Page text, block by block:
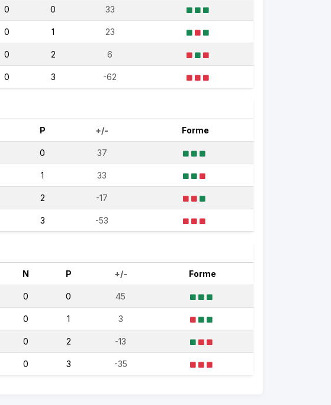
0 0 33
0 1 23
0 2 6
0 3 -62
P +/- Forme
0 37
1 33
2 -17
3 -53
N P +/- Forme
0 0 45
0 1 3
0 2 -13
0 3 -35